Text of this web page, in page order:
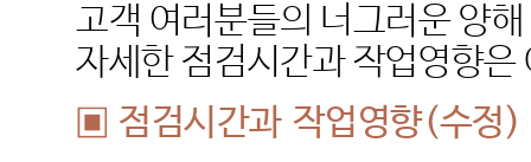
고객 여러분들의 너그러운 양해
자세한 점검시간과작업영향은
▣ 점검시간과 작업영향(수정)